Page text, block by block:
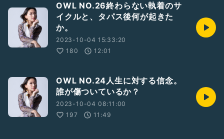
OWL NO.26終わらない執着のサ
イクルと、タパス後何が起きた
か。
2023-10-04 15:33:20
180
12:01
OWL NO.24人生に対する信念。
誰が傷ついているか？
2023-10-04 08:11:00
197
11:49